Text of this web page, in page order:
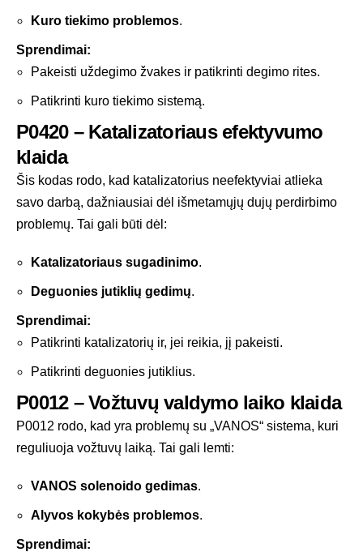
Kuro tiekimo problemos.
Sprendimai:
Pakeisti uždegimo žvakes ir patikrinti degimo rites.
Patikrinti kuro tiekimo sistemą.
P0420 – Katalizatoriaus efektyvumo
klaida
Šis kodas rodo, kad katalizatorius neefektyviai atlieka
savo darbą, dažniausiai dėl išmetamųjų dujų perdirbimo
problemų. Tai gali būti dėl:
Katalizatoriaus sugadinimo.
Deguonies jutiklių gedimų.
Sprendimai:
Patikrinti katalizatorių ir, jei reikia, jį pakeisti.
Patikrinti deguonies jutiklius.
P0012 – Vožtuvų valdymo laiko klaida
P0012 rodo, kad yra problemų su „VANOS“ sistema, kuri
reguliuoja vožtuvų laiką. Tai gali lemti:
VANOS solenoido gedimas.
Alyvos kokybės problemos.
Sprendimai: